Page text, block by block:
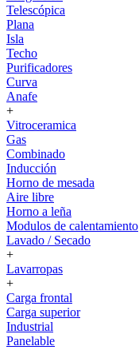
Telescópica
Plana
Isla
Techo
Purificadores
Curva
Anafe
+
Vitroceramica
Gas
Combinado
Inducción
Horno de mesada
Aire libre
Horno a leña
Modulos de calentamiento
Lavado / Secado
+
Lavarropas
+
Carga frontal
Carga superior
Industrial
Panelable